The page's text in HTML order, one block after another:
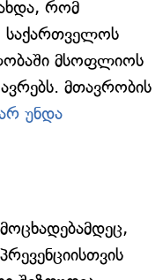
რომ
საქართველოს
მსოფლიოს
მთავრობის
უნდა